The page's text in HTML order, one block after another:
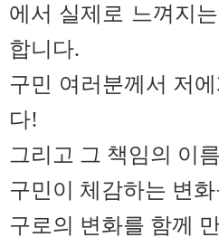
에서 실제로 느껴지
합니다.
구민 여러분께서 저
다!
그리고 그 책임의 이
구민이 체감하는 변
구로의 변화를 함께